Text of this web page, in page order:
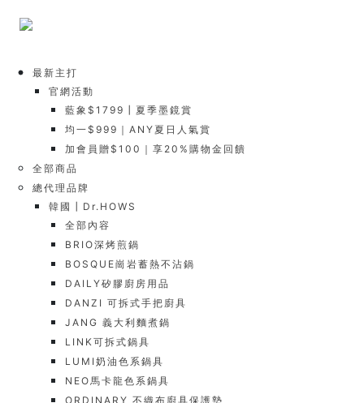
最新主打
官網活動
藍象$1799┃夏季墨鏡賞
均一$999｜ANY夏日人氣賞
加會員贈$100｜享20%購物金回饋
全部商品
總代理品牌
韓國┃Dr.HOWS
全部內容
BRIO深烤煎鍋
BOSQUE崗岩蓄熱不沾鍋
DAILY矽膠廚房用品
DANZI 可拆式手把廚具
JANG 義大利麵煮鍋
LINK可拆式鍋具
LUMI奶油色系鍋具
NEO馬卡龍色系鍋具
ORDINARY 不織布廚具保護墊